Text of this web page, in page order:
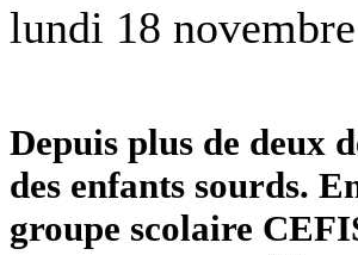
lundi 18
Depuis plus de deux
des enfants sourds.
groupe scolaire